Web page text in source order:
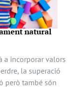
natural
a incorporar valors
la superació
però també són